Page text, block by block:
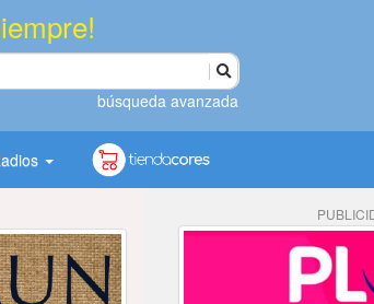
búsqueda avanzada